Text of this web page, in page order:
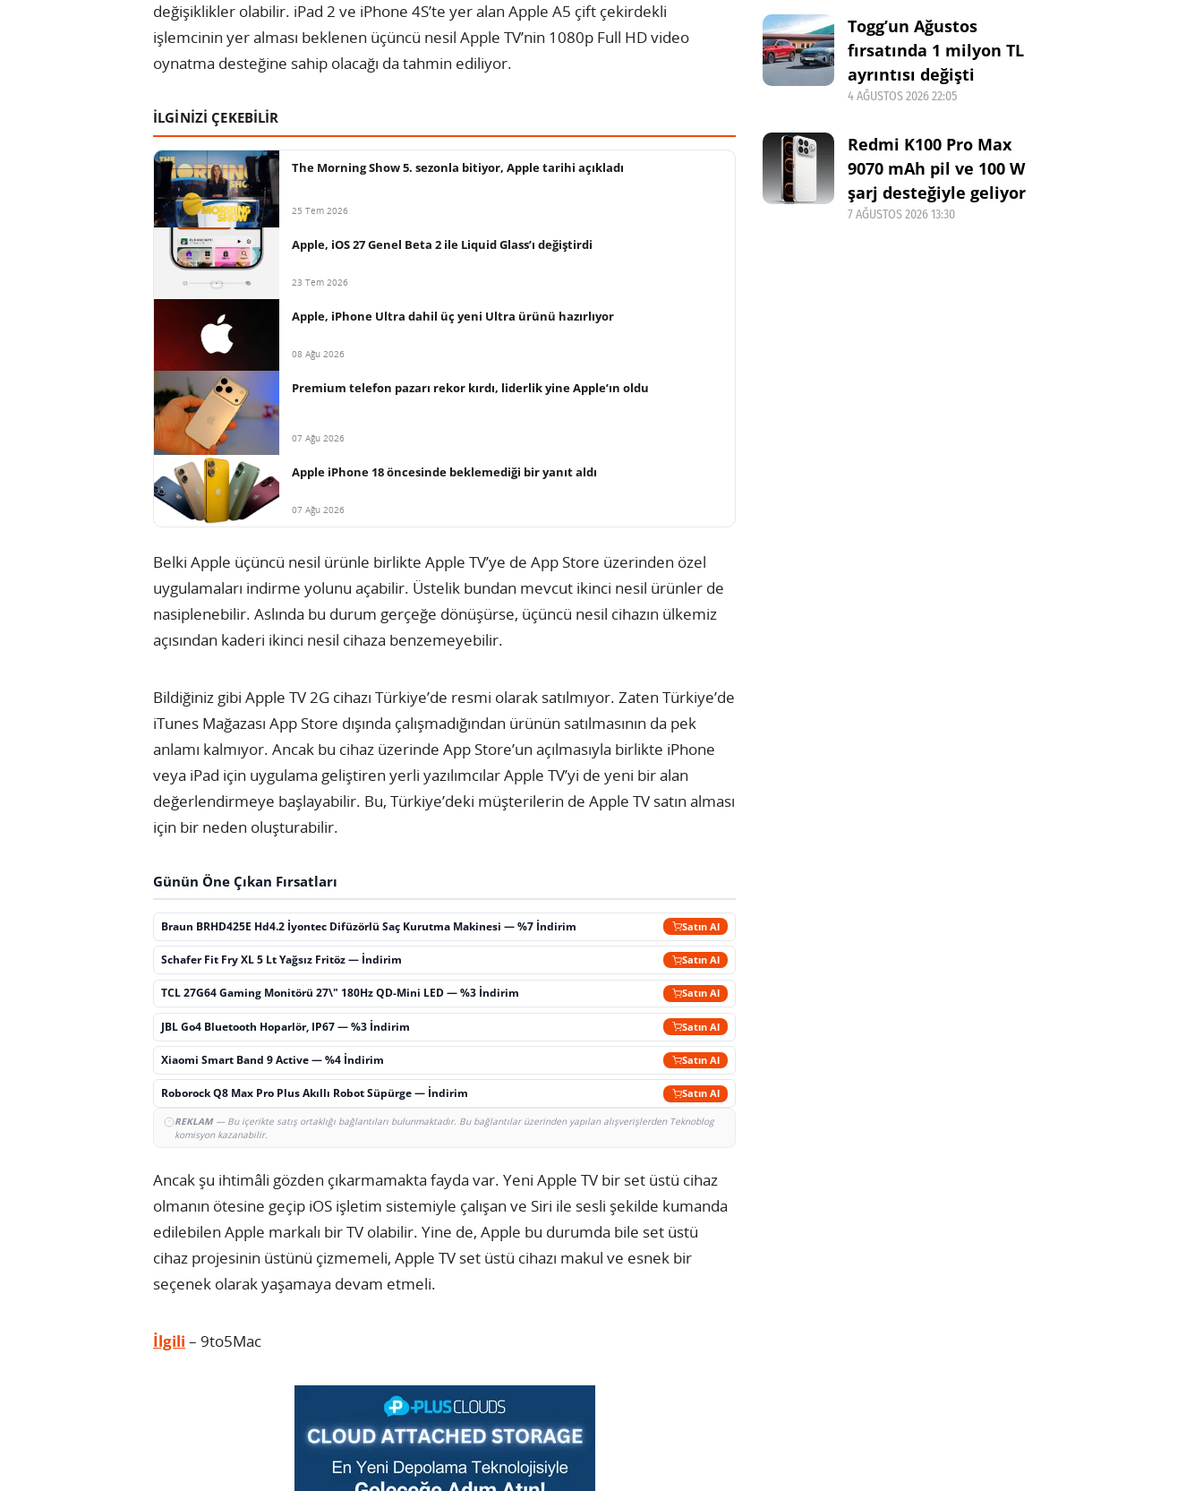
değişiklikler olabilir. iPad 2 ve iPhone 4S’te yer alan Apple A5 çift çekirdekli
işlemcinin yer alması beklenen üçüncü nesil Apple TV’nin 1080p Full HD video
oynatma desteğine sahip olacağı da tahmin ediliyor.
İLGİNİZİ ÇEKEBİLİR
The Morning Show 5. sezonla bitiyor, Apple tarihi açıkladı
25 Tem 2026
Apple, iOS 27 Genel Beta 2 ile Liquid Glass’ı değiştirdi
23 Tem 2026
Apple, iPhone Ultra dahil üç yeni Ultra ürünü hazırlıyor
08 Ağu 2026
Premium telefon pazarı rekor kırdı, liderlik yine Apple’ın oldu
07 Ağu 2026
Apple iPhone 18 öncesinde beklemediği bir yanıt aldı
07 Ağu 2026
Belki Apple üçüncü nesil ürünle birlikte Apple TV’ye de App Store üzerinden özel
uygulamaları indirme yolunu açabilir. Üstelik bundan mevcut ikinci nesil ürünler de
nasiplenebilir. Aslında bu durum gerçeğe dönüşürse, üçüncü nesil cihazın ülkemiz
açısından kaderi ikinci nesil cihaza benzemeyebilir.
Bildiğiniz gibi Apple TV 2G cihazı Türkiye’de resmi olarak satılmıyor. Zaten Türkiye’de
iTunes Mağazası App Store dışında çalışmadığından ürünün satılmasının da pek
anlamı kalmıyor. Ancak bu cihaz üzerinde App Store’un açılmasıyla birlikte iPhone
veya iPad için uygulama geliştiren yerli yazılımcılar Apple TV’yi de yeni bir alan
değerlendirmeye başlayabilir. Bu, Türkiye’deki müşterilerin de Apple TV satın alması
için bir neden oluşturabilir.
Günün Öne Çıkan Fırsatları
Braun BRHD425E Hd4.2 İyontec Difüzörlü Saç Kurutma Makinesi — %7 İndirim Satın Al
Schafer Fit Fry XL 5 Lt Yağsız Fritöz — İndirim Satın Al
TCL 27G64 Gaming Monitörü 27\" 180Hz QD-Mini LED — %3 İndirim Satın Al
JBL Go4 Bluetooth Hoparlör, IP67 — %3 İndirim Satın Al
Xiaomi Smart Band 9 Active — %4 İndirim Satın Al
Roborock Q8 Max Pro Plus Akıllı Robot Süpürge — İndirim Satın Al
REKLAM— Bu içerikte satış ortaklığı bağlantıları bulunmaktadır. Bu bağlantılar üzerinden yapılan alışverişlerden Teknoblog
komisyon kazanabilir.
Ancak şu ihtimâli gözden çıkarmamakta fayda var. Yeni Apple TV bir set üstü cihaz
olmanın ötesine geçip iOS işletim sistemiyle çalışan ve Siri ile sesli şekilde kumanda
edilebilen Apple markalı bir TV olabilir. Yine de, Apple bu durumda bile set üstü
cihaz projesinin üstünü çizmemeli, Apple TV set üstü cihazı makul ve esnek bir
seçenek olarak yaşamaya devam etmeli.
İlgili – 9to5Mac
Togg’un Ağustos
fırsatında 1 milyon TL
ayrıntısı değişti
4 AĞUSTOS 2026 22:05
Redmi K100 Pro Max
9070 mAh pil ve 100 W
şarj desteğiyle geliyor
7 AĞUSTOS 2026 13:30